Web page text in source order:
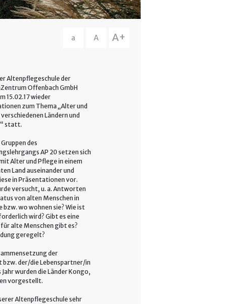
a A A+
Altenpflegeschule der
Offenbach GmbH
15.02.17 wieder
zum Thema „Alter und
Ländern und
statt.
des
AP 20 setzen sich
Alter und Pflege in einem
Land auseinander und
in Präsentationen vor.
versucht, u. a. Antworten
von alten Menschen in
bzw. wo wohnen sie? Wie ist
wird? Gibt es eine
alte Menschen gibt es?
geregelt?
der
bzw. der/die Lebenspartner/in
wurden die Länder Kongo,
vorgestellt.
Altenpflegeschule sehr